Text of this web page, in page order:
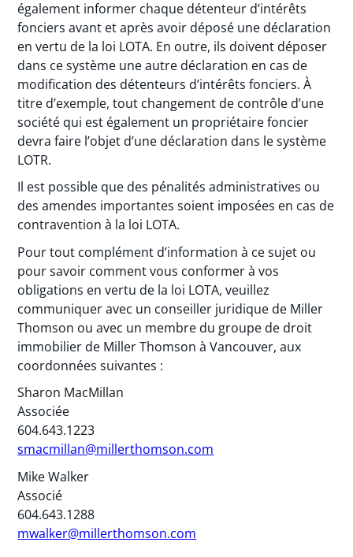
également informer chaque détenteur d’intérêts
fonciers avant et après avoir déposé une déclaration
en vertu de la loi LOTA. En outre, ils doivent déposer
dans ce système une autre déclaration en cas de
modification des détenteurs d’intérêts fonciers. À
titre d’exemple, tout changement de contrôle d’une
société qui est également un propriétaire foncier
devra faire l’objet d’une déclaration dans le système
LOTR.
Il est possible que des pénalités administratives ou
des amendes importantes soient imposées en cas de
contravention à la loi LOTA.
Pour tout complément d’information à ce sujet ou
pour savoir comment vous conformer à vos
obligations en vertu de la loi LOTA, veuillez
communiquer avec un conseiller juridique de Miller
Thomson ou avec un membre du groupe de droit
immobilier de Miller Thomson à Vancouver, aux
coordonnées suivantes :
Sharon MacMillan
Associée
604.643.1223
smacmillan@millerthomson.com
Mike Walker
Associé
604.643.1288
mwalker@millerthomson.com